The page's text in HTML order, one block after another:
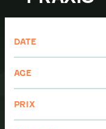
DATE
AGE
PRIX